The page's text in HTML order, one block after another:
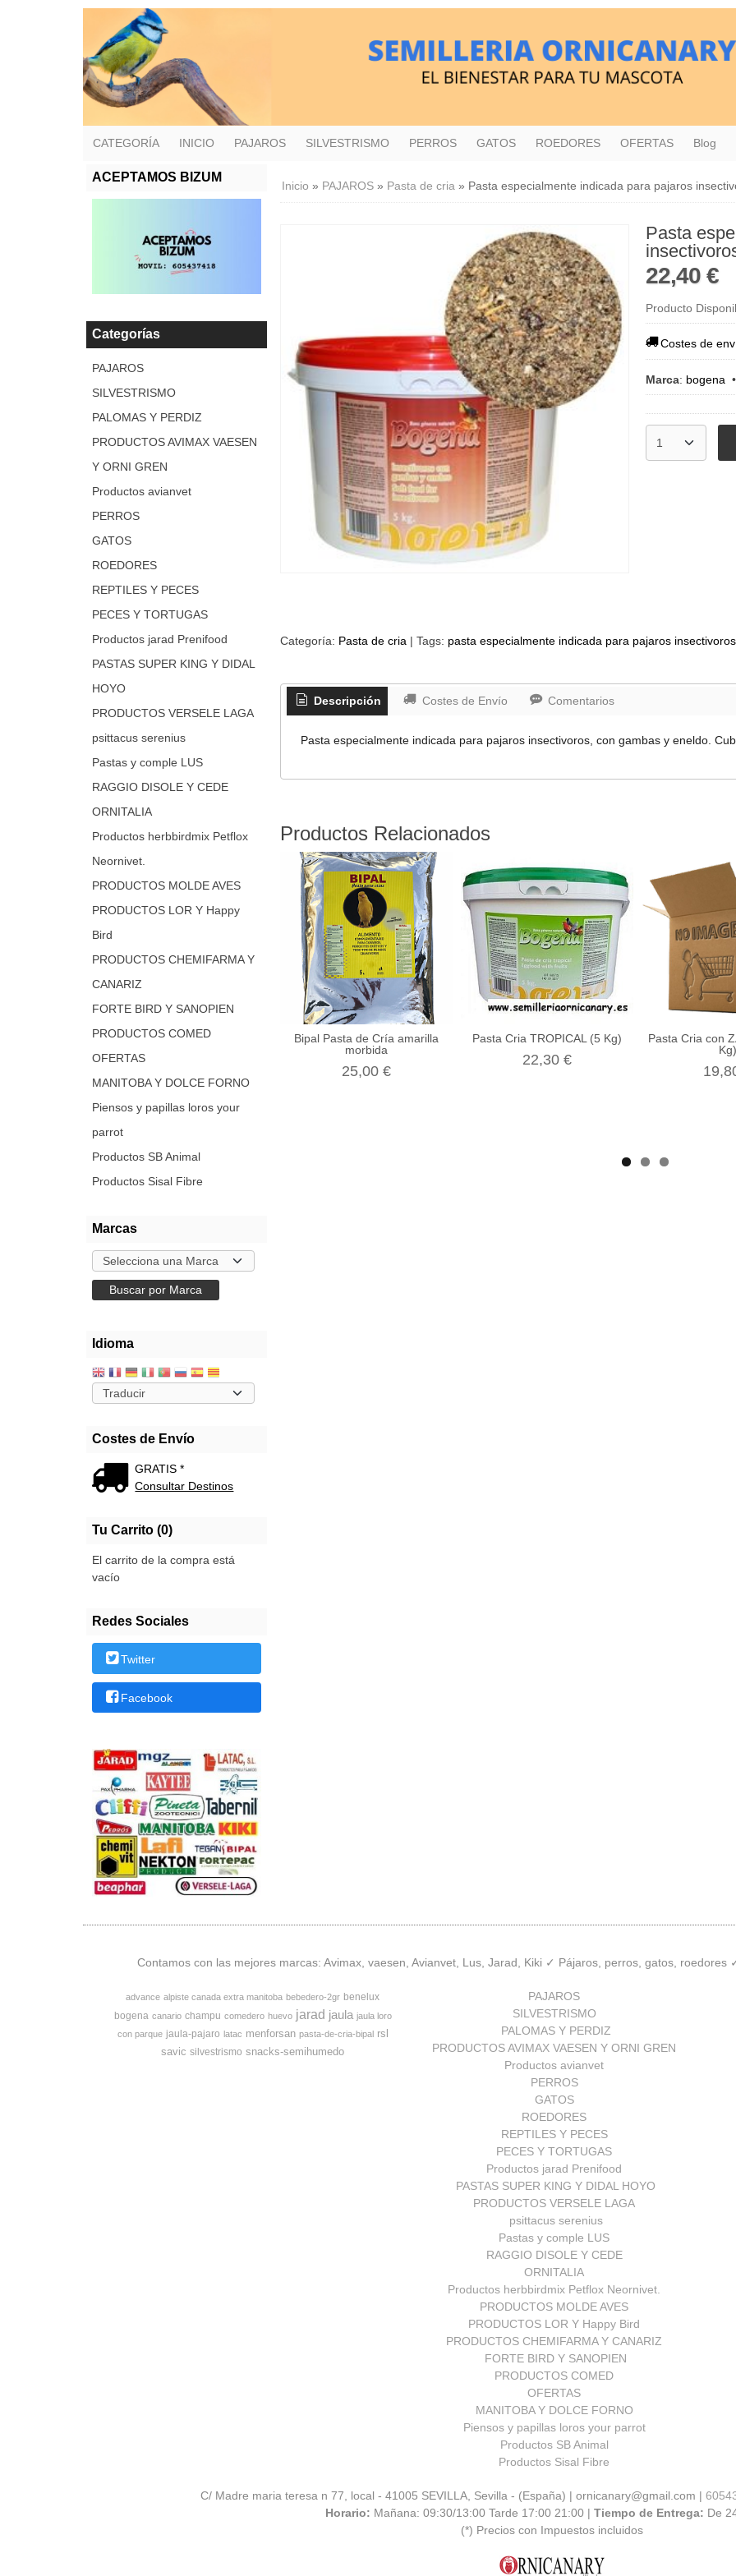
CATEGORÍA INICIO PAJAROS SILVESTRISMO PERROS GATOS ROEDORES OFERTAS Blog
ACEPTAMOS BIZUM
Categorías
PAJAROS
SILVESTRISMO
PALOMAS Y PERDIZ
PRODUCTOS AVIMAX VAESEN
Y ORNI GREN
Productos avianvet
PERROS
GATOS
ROEDORES
REPTILES Y PECES
PECES Y TORTUGAS
Productos jarad Prenifood
PASTAS SUPER KING Y DIDAL
HOYO
PRODUCTOS VERSELE LAGA
psittacus serenius
Pastas y comple LUS
RAGGIO DISOLE Y CEDE
ORNITALIA
Productos herbbirdmix Petflox
Neornivet.
PRODUCTOS MOLDE AVES
PRODUCTOS LOR Y Happy
Bird
PRODUCTOS CHEMIFARMA Y
CANARIZ
FORTE BIRD Y SANOPIEN
PRODUCTOS COMED
OFERTAS
MANITOBA Y DOLCE FORNO
Piensos y papillas loros your
parrot
Productos SB Animal
Productos Sisal Fibre
Marcas
Idioma
Costes de Envío
GRATIS *
Consultar Destinos
Tu Carrito (0)
El carrito de la compra está
vacío
Redes Sociales
Twitter
Facebook
Inicio » PAJAROS» Pasta de cria » Pasta especialmente indicada para pajaros
Pasta
22,40 €
Producto
Costes de
Marca: bogena •
Categoría: Pasta de cria | Tags: pasta especialmente indicada para pajaros insectivoros,
Descripción Costes de Envío Comentarios
Pasta especialmente indicada para pajaros insectivoros, con gambas y eneldo.
Productos Relacionados
Bipal Pasta de Cría amarilla
morbida
25,00 €
Pasta Cria TROPICAL (5 Kg)
22,30 €
Pasta Cria con
Kg)
Contamos con las mejores marcas: Avimax, vaesen, Avianvet, Lus, Jarad, Kiki ✓ Pájaros, perros, gatos,
advance alpiste canada extra manitoba bebedero-2gr benelux
bogena canario champu comedero huevo jarad jaula jaula loro
con parque jaula-pajaro latac menforsan pasta-de-cria-bipal rsl
savic silvestrismo snacks-semihumedo
PAJAROS
SILVESTRISMO
PALOMAS Y PERDIZ
PRODUCTOS AVIMAX VAESEN Y ORNI GREN
Productos avianvet
PERROS
GATOS
ROEDORES
REPTILES Y PECES
PECES Y TORTUGAS
Productos jarad Prenifood
PASTAS SUPER KING Y DIDAL HOYO
PRODUCTOS VERSELE LAGA
psittacus serenius
Pastas y comple LUS
RAGGIO DISOLE Y CEDE
ORNITALIA
Productos herbbirdmix Petflox Neornivet.
PRODUCTOS MOLDE AVES
PRODUCTOS LOR Y Happy Bird
PRODUCTOS CHEMIFARMA Y CANARIZ
FORTE BIRD Y SANOPIEN
PRODUCTOS COMED
OFERTAS
MANITOBA Y DOLCE FORNO
Piensos y papillas loros your parrot
Productos SB Animal
Productos Sisal Fibre
C/ Madre maria teresa n 77, local - 41005 SEVILLA, Sevilla - (España) | ornicanary@gmail.com |
Horario: Mañana: 09:30/13:00 Tarde 17:00 21:00 |Tiempo de Entrega: De
(*) Precios con Impuestos incluidos